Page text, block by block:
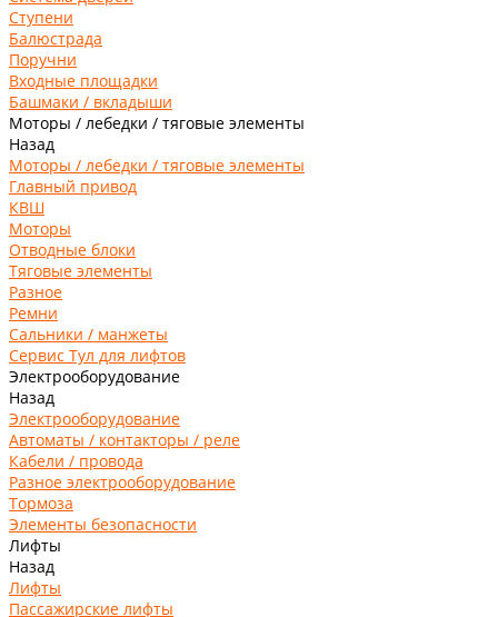
Ступени
Балюстрада
Поручни
Входные площадки
Башмаки / вкладыши
Моторы / лебедки / тяговые элементы
Назад
Моторы / лебедки / тяговые элементы
Главный привод
КВШ
Моторы
Отводные блоки
Тяговые элементы
Разное
Ремни
Сальники / манжеты
Сервис Тул для лифтов
Электрооборудование
Назад
Электрооборудование
Автоматы / контакторы / реле
Кабели / провода
Разное электрооборудование
Тормоза
Элементы безопасности
Лифты
Назад
Лифты
Пассажирские лифты